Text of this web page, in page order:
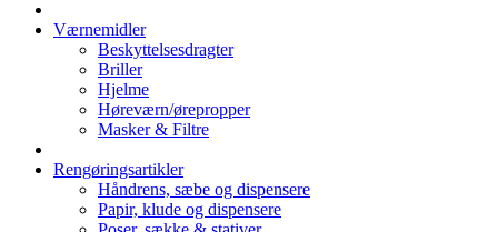
Værnemidler
Beskyttelsesdragter
Briller
Hjelme
Høreværn/ørepropper
Masker & Filtre
Rengøringsartikler
Håndrens, sæbe og dispensere
Papir, klude og dispensere